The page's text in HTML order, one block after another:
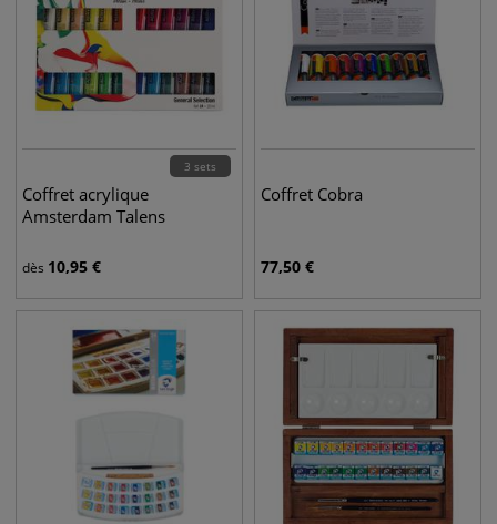
3 sets
Coffret acrylique
Amsterdam Talens
dès 10,95 €
Coffret Cobra
77,50 €